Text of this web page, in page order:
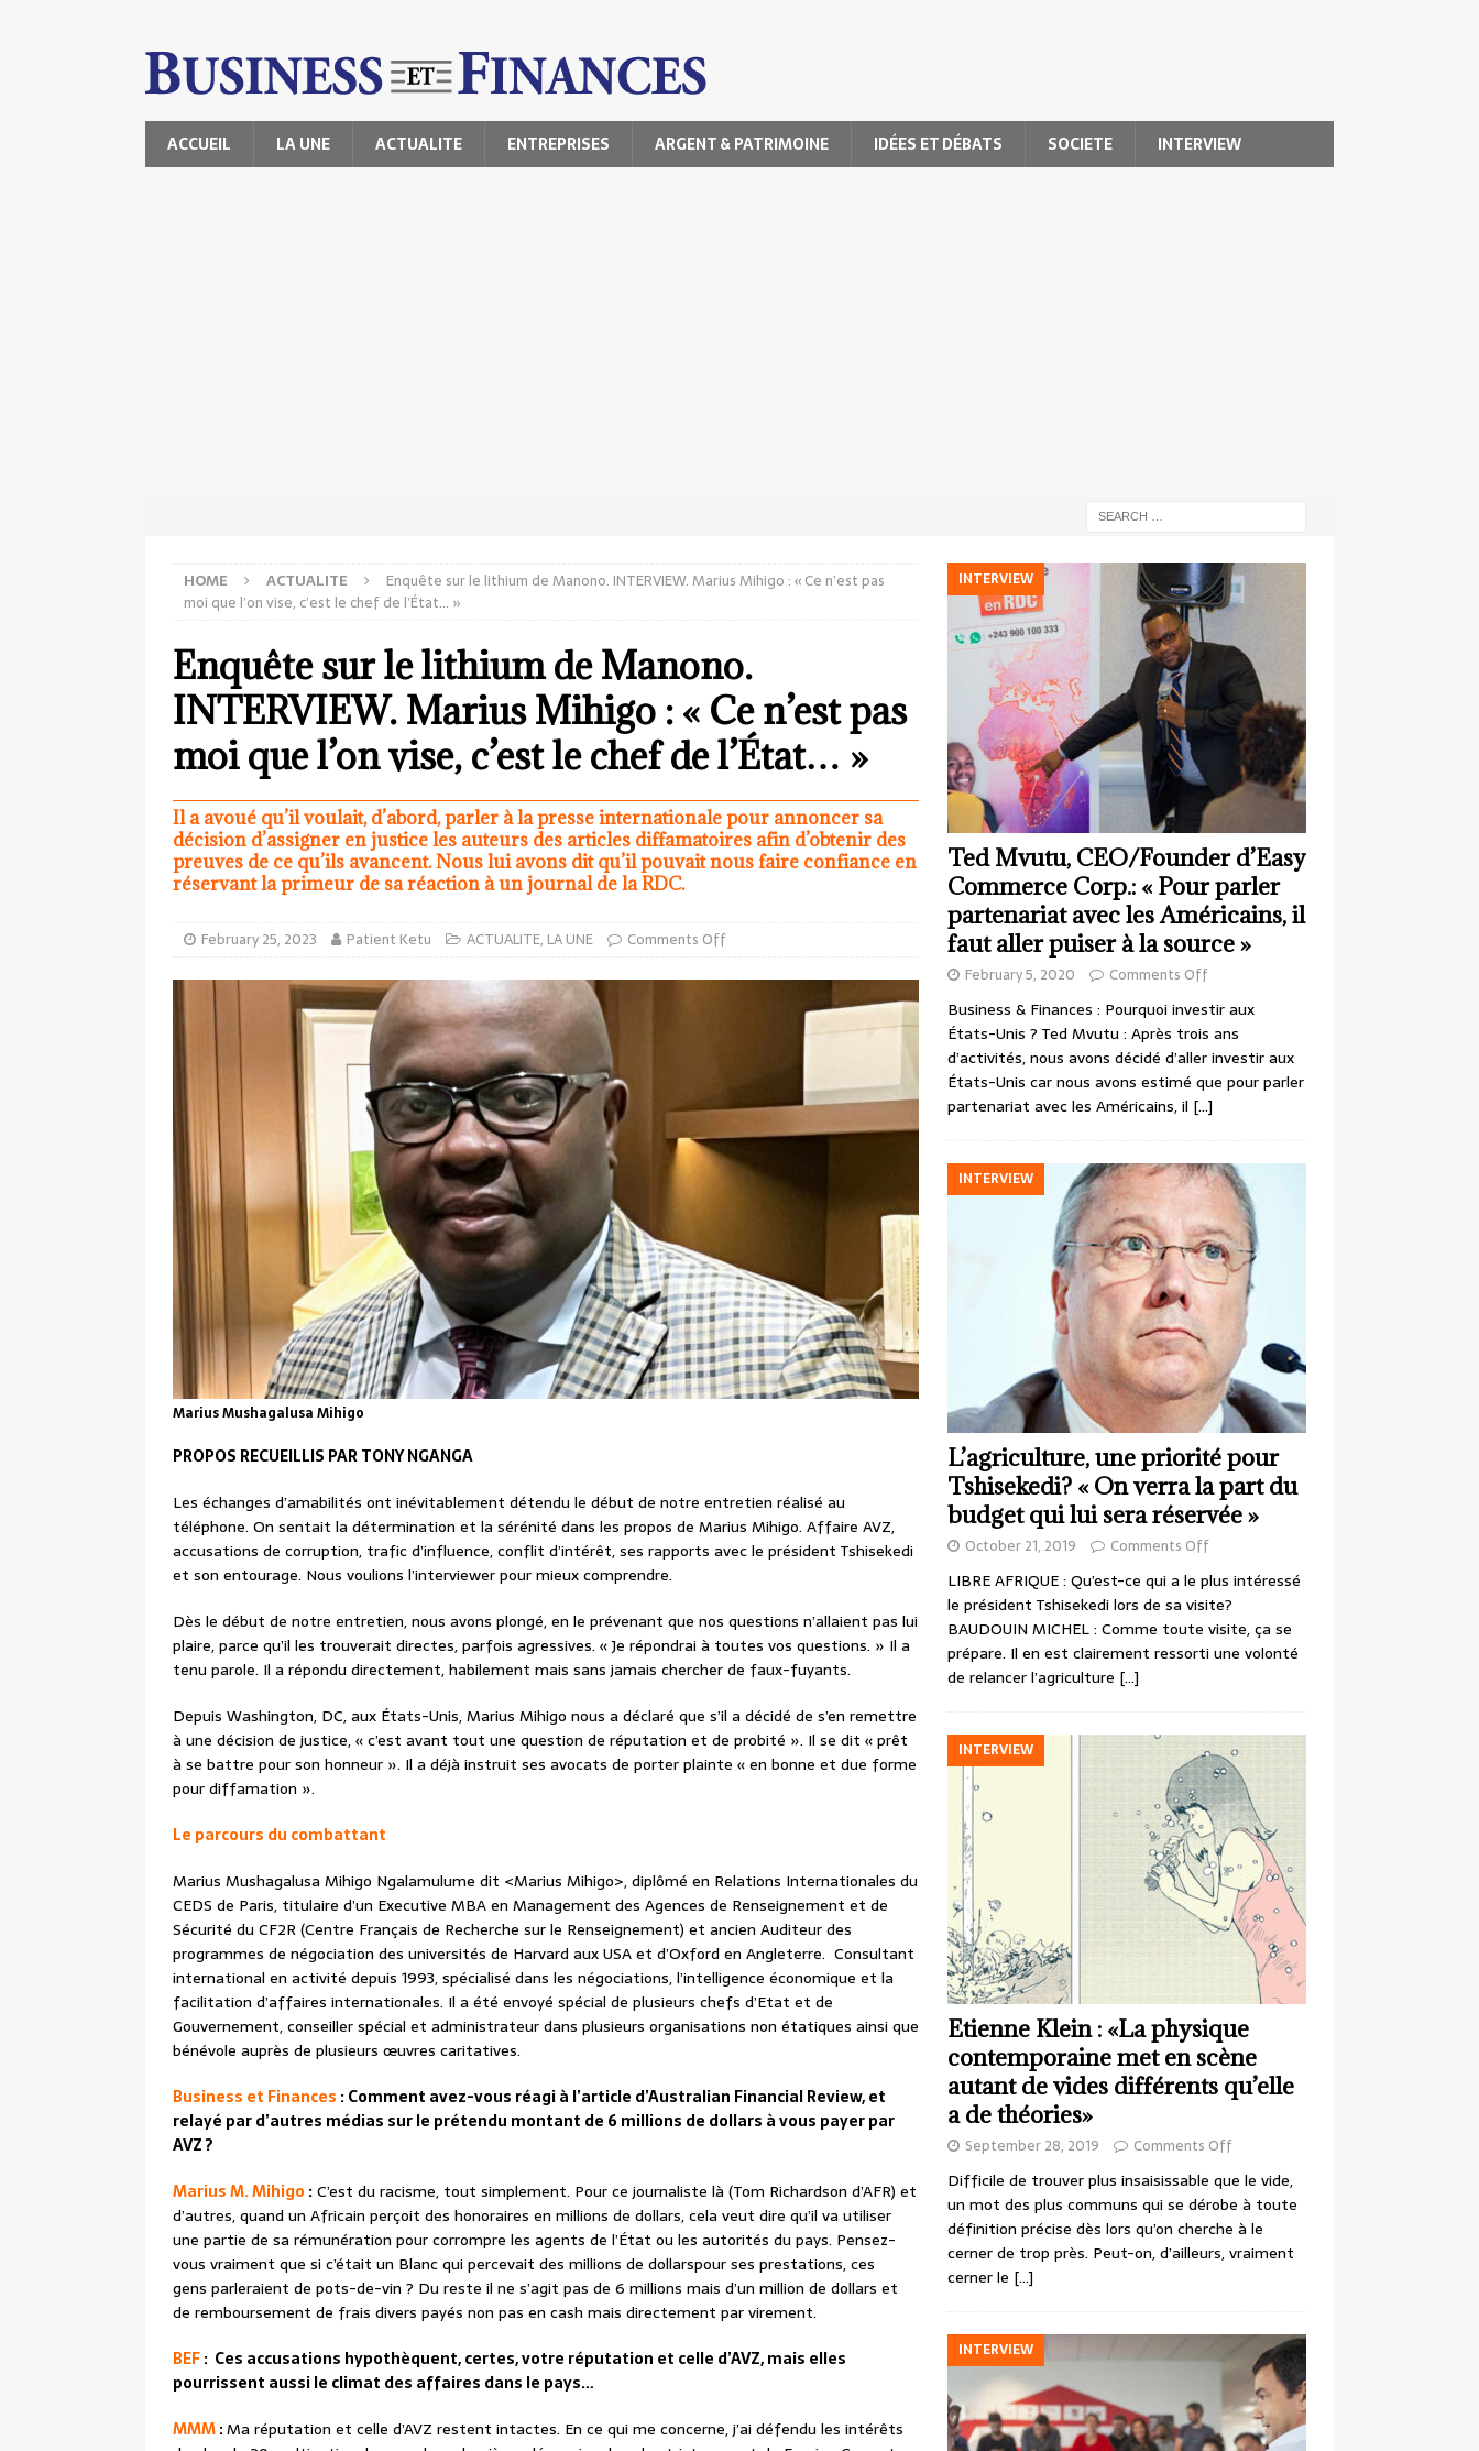
ACCUEIL LA UNE ACTUALITE ENTREPRISES ARGENT & PATRIMOINE IDÉES ET DÉBATS SOCIETE INTERVIEW
HOME ACTUALITE
Enquête sur le lithium de Manono. INTERVIEW. Marius Mihigo : « Ce n’est pas
moi que l’on vise, c’est le chef de l’État… »
Enquête sur le lithium de Manono.
INTERVIEW. Marius Mihigo : « Ce n’est pas
moi que l’on vise, c’est le chef de l’État… »
Il a avoué qu’il voulait, d’abord, parler à la presse internationale pour annoncer sa
décision d’assigner en justice les auteurs des articles diffamatoires afin d’obtenir des
preuves de ce qu’ils avancent. Nous lui avons dit qu’il pouvait nous faire confiance en
réservant la primeur de sa réaction à un journal de la RDC.
February 25, 2023 Patient Ketu ACTUALITE, LA UNE Comments Off
Marius Mushagalusa Mihigo
PROPOS RECUEILLIS PAR TONY NGANGA
Les échanges d’amabilités ont inévitablement détendu le début de notre entretien réalisé au
téléphone. On sentait la détermination et la sérénité dans les propos de Marius Mihigo. Affaire AVZ,
accusations de corruption, trafic d’influence, conflit d’intérêt, ses rapports avec le président Tshisekedi
et son entourage. Nous voulions l’interviewer pour mieux comprendre.
Dès le début de notre entretien, nous avons plongé, en le prévenant que nos questions n’allaient pas lui
plaire, parce qu’il les trouverait directes, parfois agressives. « Je répondrai à toutes vos questions. » Il a
tenu parole. Il a répondu directement, habilement mais sans jamais chercher de faux-fuyants.
Depuis Washington, DC, aux États-Unis, Marius Mihigo nous a déclaré que s’il a décidé de s’en remettre
à une décision de justice, « c’est avant tout une question de réputation et de probité ». Il se dit « prêt
à se battre pour son honneur ». Il a déjà instruit ses avocats de porter plainte « en bonne et due forme
pour diffamation ».
Le parcours du combattant
Marius Mushagalusa Mihigo Ngalamulume dit <Marius Mihigo>, diplômé en Relations Internationales du
CEDS de Paris, titulaire d’un Executive MBA en Management des Agences de Renseignement et de
Sécurité du CF2R (Centre Français de Recherche sur le Renseignement) et ancien Auditeur des
programmes de négociation des universités de Harvard aux USA et d’Oxford en Angleterre. Consultant
international en activité depuis 1993, spécialisé dans les négociations, l’intelligence économique et la
facilitation d’affaires internationales. Il a été envoyé spécial de plusieurs chefs d’Etat et de
Gouvernement, conseiller spécial et administrateur dans plusieurs organisations non étatiques ainsi que
bénévole auprès de plusieurs œuvres caritatives.
Business et Finances : Comment avez-vous réagi à l’article d’Australian Financial Review, et
relayé par d’autres médias sur le prétendu montant de 6 millions de dollars à vous payer par
AVZ ?
Marius M. Mihigo :C’est du racisme, tout simplement. Pour ce journaliste là (Tom Richardson d’AFR) et
d’autres, quand un Africain perçoit des honoraires en millions de dollars, cela veut dire qu’il va utiliser
une partie de sa rémunération pour corrompre les agents de l’État ou les autorités du pays. Pensez-
vous vraiment que si c’était un Blanc qui percevait des millions de dollarspour ses prestations, ces
gens parleraient de pots-de-vin ? Du reste il ne s’agit pas de 6 millions mais d’un million de dollars et
de remboursement de frais divers payés non pas en cash mais directement par virement.
BEF: Ces accusations hypothèquent, certes, votre réputation et celle d’AVZ, mais elles
pourrissent aussi le climat des affaires dans le pays…
MMM:Ma réputation et celle d’AVZ restent intactes. En ce qui me concerne, j’ai défendu les intérêts
INTERVIEW
Ted Mvutu, CEO/Founder d’Easy
Commerce Corp.: « Pour parler
partenariat avec les Américains, il
faut aller puiser à la source »
February 5, 2020 Comments Off
Business & Finances : Pourquoi investir aux
États-Unis ? Ted Mvutu : Après trois ans
d’activités, nous avons décidé d’aller investir aux
États-Unis car nous avons estimé que pour parler
partenariat avec les Américains, il […]
INTERVIEW
L’agriculture, une priorité pour
Tshisekedi? « On verra la part du
budget qui lui sera réservée »
October 21, 2019 Comments Off
LIBRE AFRIQUE : Qu’est-ce qui a le plus intéressé
le président Tshisekedi lors de sa visite?
BAUDOUIN MICHEL : Comme toute visite, ça se
prépare. Il en est clairement ressorti une volonté
de relancer l’agriculture […]
INTERVIEW
Etienne Klein : «La physique
contemporaine met en scène
autant de vides différents qu’elle
a de théories»
September 28, 2019 Comments Off
Difficile de trouver plus insaisissable que le vide,
un mot des plus communs qui se dérobe à toute
définition précise dès lors qu’on cherche à le
cerner de trop près. Peut-on, d’ailleurs, vraiment
cerner le […]
INTERVIEW